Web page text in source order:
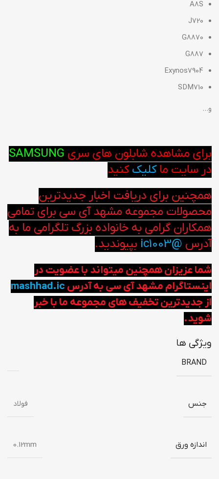
A8S
J720
G8870
G887
Exynos7904
SDM710
و…
برای مشاهده شابلون های سری SAMSUNG
در سایت ماکلیک کنید
همچنین برای دریافت اخبار جدیدترین
محصولات مجموعه مشهد آی سی برای تمامی
همکاران گرامی به خانواده بزرگ تلگرامی ما به
آدرس @ic1003 بپیوندید.
شما عزیزان همچنین میتواند با عضویت در
اینستاگرام مشهد آی سی به آدرس mashhad.ic
از جدیدترین تخفیف های مجموعه ما با خبر
شوید.
ویژگی ها
BRAND
جنس فولاد
اندازه ورق 0.12mm